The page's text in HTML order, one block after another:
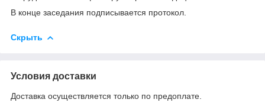
В конце заседания подписывается протокол.
Скрыть
Условия доставки
Доставка осуществляется только по предоплате.